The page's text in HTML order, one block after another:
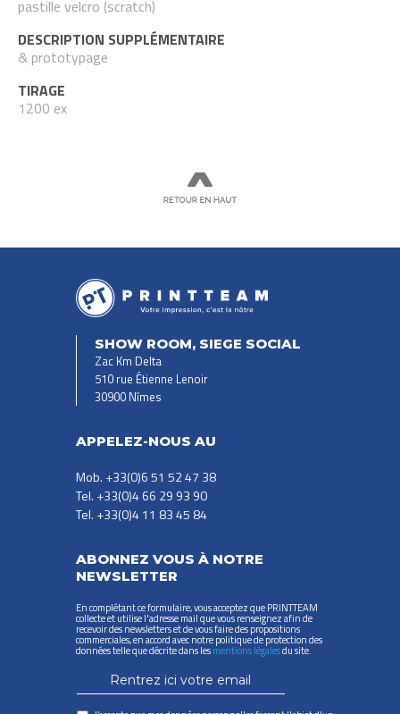
pastille velcro (scratch)
DESCRIPTION SUPPLÉMENTAIRE
& prototypage
TIRAGE
1200 ex
SHOW ROOM, SIEGE SOCIAL
Zac Km Delta
510 rue Étienne Lenoir
30900 Nîmes
APPELEZ-NOUS AU
Mob. +33(0)6 51 52 47 38
Tel. +33(0)4 66 29 93 90
Tel. +33(0)4 11 83 45 84
ABONNEZ VOUS À NOTRE
NEWSLETTER
En complétant ce formulaire, vous acceptez que PRINTTEAM
collecte et utilise l'adresse mail que vous renseignez afin de
recevoir des newsletters et de vous faire des propositions
commerciales, en accord avec notre politique de protection des
données telle que décrite dans lesmentions légalesdu site.